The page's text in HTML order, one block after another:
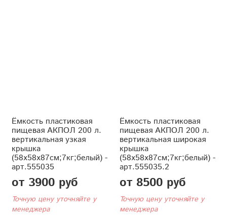
Ёмкость пластиковая
пищевая АКПОЛ 200 л.
вертикальная узкая
крышка
(58x58x87см;7кг;белый) -
арт.555035
от 3900 руб
Точную цену уточняйте у
менеджера
Ёмкость пластиковая
пищевая АКПОЛ 200 л.
вертикальная широкая
крышка
(58x58x87см;7кг;белый) -
арт.555035.2
от 8500 руб
Точную цену уточняйте у
менеджера